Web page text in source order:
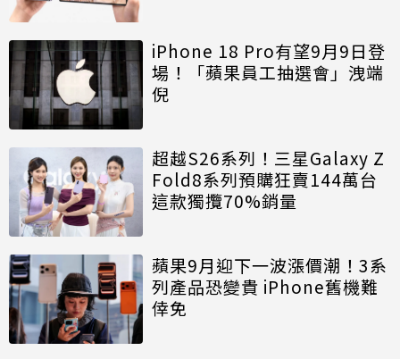
iPhone 18 Pro有望9月9日登
場！「蘋果員工抽選會」洩端
倪
超越S26系列！三星Galaxy Z
Fold8系列預購狂賣144萬台
這款獨攬70%銷量
蘋果9月迎下一波漲價潮！3系
列產品恐變貴 iPhone舊機難
倖免